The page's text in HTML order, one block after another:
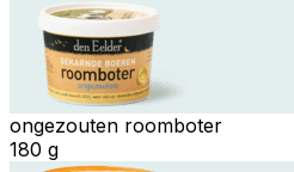
ongezouten roomboter
180 g